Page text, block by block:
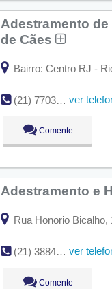
Adestramento
de Cães
Bairro: Centro RJ -
(21) 7703-6846 ver
Comente
Adestramento e
Rua Honorio Bicalho,
(21) 3884-9818 ver
Comente